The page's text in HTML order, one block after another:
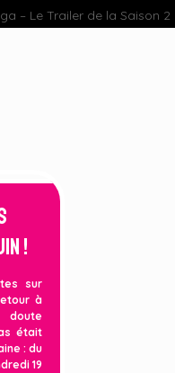
– Le Trailer de la Saison
!
sur
à
doute
était
: du
19